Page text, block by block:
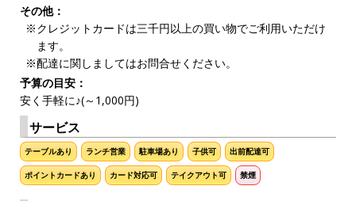
その他：
※クレジットカードは三千円以上の買い物でご利用いただけ
ます。
※配達に関しましてはお問合せください。
予算の目安：
安く手軽に♪(～1,000円)
サービス
テーブルあり ランチ営業 駐車場あり 子供可 出前配達可
ポイントカードあり カード対応可 テイクアウト可 禁煙